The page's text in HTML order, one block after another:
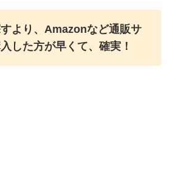
より、Amazonなど通販サ
した方が早くて、確実！